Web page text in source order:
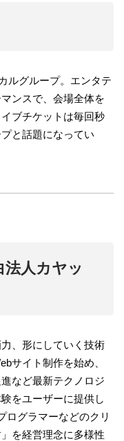
ルグループ。エンタテ
ンスで、会場全体を
ブチケットは毎回秒
と話題になってい
人カヤッ
、形にしていく技術
サイト制作を始め、
など最新テクノロジ
をユーザーに提供し
ログラマーなどのクリ
を経営理念に多様性